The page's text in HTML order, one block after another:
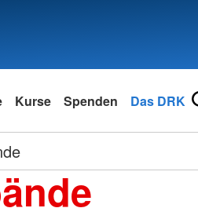
Kurse Spenden Das DRK